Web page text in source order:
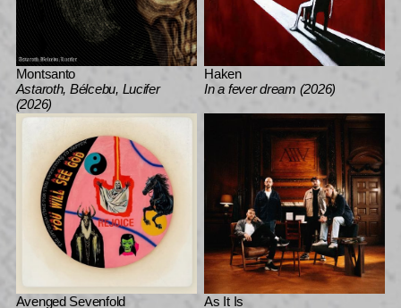
Montsanto
Astaroth, Bélcebu, Lucifer
(2026)
Haken
In a fever dream (2026)
Avenged Sevenfold
As It Is